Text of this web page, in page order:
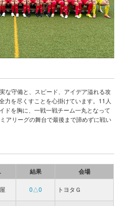
な守備と、スピード、アイデア溢れる攻
力を尽くすことを心掛けています。11人
ドを胸に、一戦一戦チーム一丸となって
アリーグの舞台で最後まで諦めずに戦い
結果 会場
0△0 トヨタＧ